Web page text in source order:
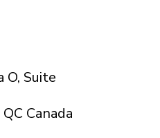
O, Suite
Canada